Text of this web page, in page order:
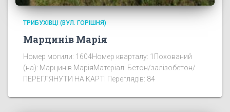
ТРИБУХІВЦІ (ВУЛ. ГОРІШНЯ)
Марцинів Марія
Номер могили: 1604Номер кварталу: 1Похований
(на): Марцинів МаріяМатеріал: Бетон/залізобетон/
ПЕРЕГЛЯНУТИ НА КАРТІ Переглядів: 84